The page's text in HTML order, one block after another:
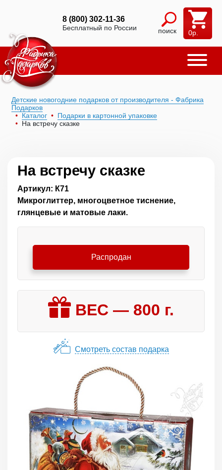
8 (800) 302-11-36
Бесплатный по России поиск 0р.
Детские новогодние подарков от производителя - Фабрика
Подарков
Каталог
Подарки в картонной упаковке
На встречу сказке
На встречу сказке
Артикул: К71
Микроглиттер, многоцветное тиснение,
глянцевые и матовые лаки.
Распродан
ВЕС — 800 г.
Смотреть состав подарка